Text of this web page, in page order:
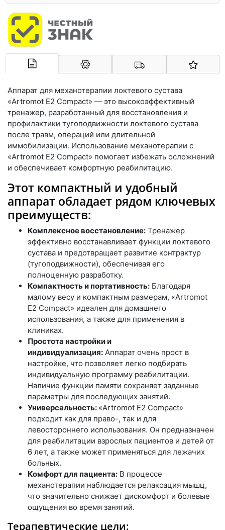
Арконт-Мед
Аппарат для механотерапии локтевого сустава
«Artromot E2 Compact» — это высокоэффективный
тренажер, разработанный для восстановления и
профилактики тугоподвижности локтевого сустава
после травм, операций или длительной
иммобилизации. Использование механотерапии с
«Artromot E2 Compact» помогает избежать осложнений
и обеспечивает комфортную реабилитацию.
Этот компактный и удобный
аппарат обладает рядом ключевых
преимуществ:
Комплексное восстановление: Тренажер
эффективно восстанавливает функции локтевого
сустава и предотвращает развитие контрактур
(тугоподвижности), обеспечивая его
полноценную разработку.
Компактность и портативность: Благодаря
малому весу и компактным размерам, «Artromot
E2 Compact» идеален для домашнего
использования, а также для применения в
клиниках.
Простота настройки и
индивидуализация: Аппарат очень прост в
настройке, что позволяет легко подбирать
индивидуальную программу реабилитации.
Наличие функции памяти сохраняет заданные
параметры для последующих занятий.
Универсальность: «Artromot E2 Compact»
подходит как для право-, так и для
левостороннего использования. Он предназначен
для реабилитации взрослых пациентов и детей от
6 лет, а также может применяться для лежачих
больных.
Комфорт для пациента: В процессе
механотерапии наблюдается релаксация мышц,
что значительно снижает дискомфорт и болевые
ощущения во время занятий.
Терапевтические цели: